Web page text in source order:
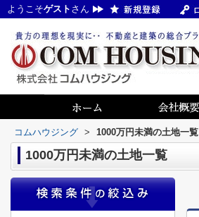
ようこそゲスト さん
コムハウジング > 1000万円未満の土地一覧
1000万円未満の土地一覧